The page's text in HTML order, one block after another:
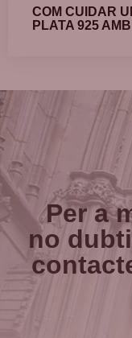
COM CUIDAR
PLATA 925
Per a
no